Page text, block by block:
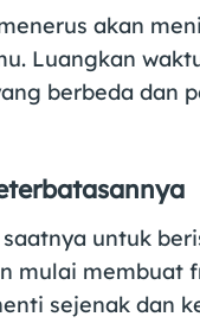
akan
Luangkan
berbeda dan
untuk
mulai membuat
sejenak dan